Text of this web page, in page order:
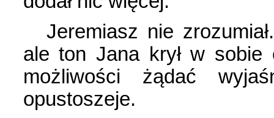
Jeremiasz nie
ale ton Jana krył w sobie
możliwości żądać
opustoszeje.